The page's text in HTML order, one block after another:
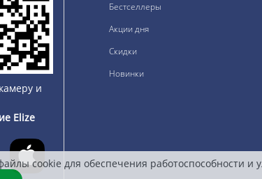
и
Elize
Бестселлеры
Акции дня
Скидки
Новинки
cookie для обеспечения работоспособности и